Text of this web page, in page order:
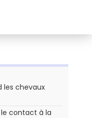
les chevaux
le contact à la